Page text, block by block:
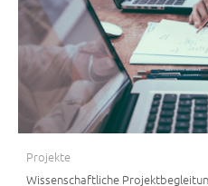
Projekte
Wissenschaftliche